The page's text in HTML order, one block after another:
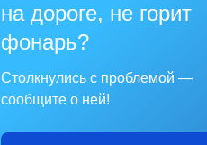
на дороге, не горит
фонарь?
Столкнулись с проблемой —
сообщите о ней!